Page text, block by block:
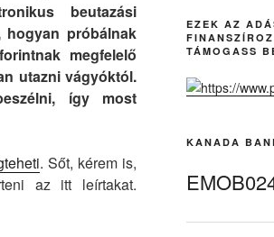
beutazási
hogyan próbálnak
megfelelő
utazni vágyóktól.
így most
. Sőt, kérem is,
az itt leírtakat.
EZEK AZ
TÁMOGASS
KANADA